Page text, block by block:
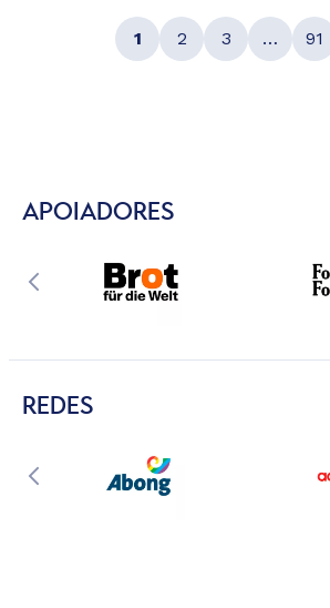
1 2 3 … 91
APOIADORES
REDES